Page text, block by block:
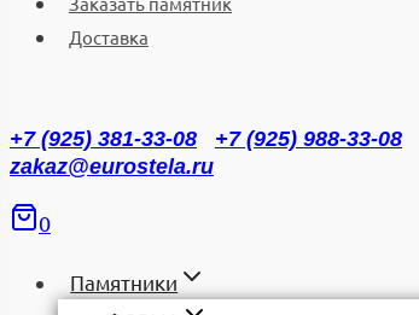
Заказать памятник
Доставка
+7 (925) 381-33-08
+7 (925) 988-33-08
zakaz@eurostela.ru
0
Памятники